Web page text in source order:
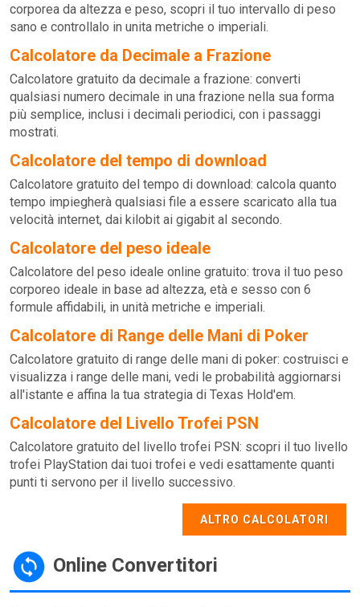
corporea da altezza e peso, scopri il tuo intervallo di peso
sano e controllalo in unita metriche o imperiali.
Calcolatore da Decimale a Frazione
Calcolatore gratuito da decimale a frazione: converti
qualsiasi numero decimale in una frazione nella sua forma
più semplice, inclusi i decimali periodici, con i passaggi
mostrati.
Calcolatore del tempo di download
Calcolatore gratuito del tempo di download: calcola quanto
tempo impiegherà qualsiasi file a essere scaricato alla tua
velocità internet, dai kilobit ai gigabit al secondo.
Calcolatore del peso ideale
Calcolatore del peso ideale online gratuito: trova il tuo peso
corporeo ideale in base ad altezza, età e sesso con 6
formule affidabili, in unità metriche e imperiali.
Calcolatore di Range delle Mani di Poker
Calcolatore gratuito di range delle mani di poker: costruisci e
visualizza i range delle mani, vedi le probabilità aggiornarsi
all'istante e affina la tua strategia di Texas Hold'em.
Calcolatore del Livello Trofei PSN
Calcolatore gratuito del livello trofei PSN: scopri il tuo livello
trofei PlayStation dai tuoi trofei e vedi esattamente quanti
punti ti servono per il livello successivo.
ALTRO CALCOLATORI
Online Convertitori